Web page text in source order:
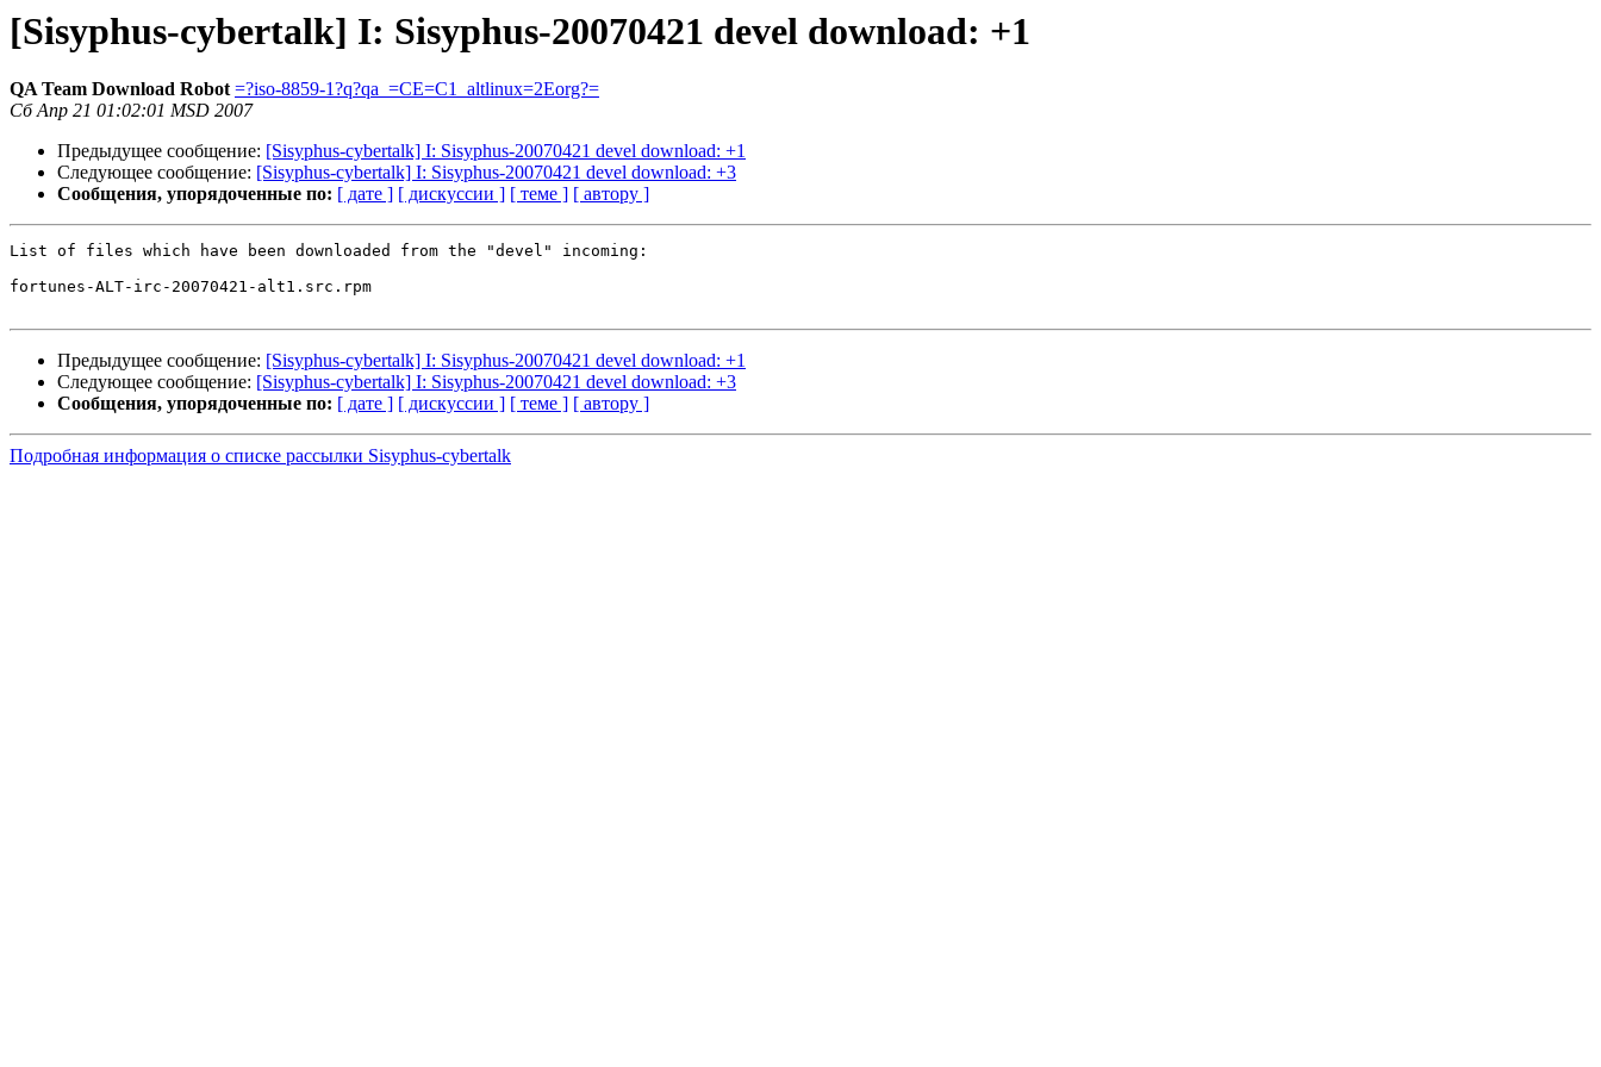
[Sisyphus-cybertalk] I: Sisyphus-20070421 devel download: +1
QA Team Download Robot =?iso-8859-1?q?qa_=CE=C1_altlinux=2Eorg?=
Сб Апр 21 01:02:01 MSD 2007
Предыдущее сообщение: [Sisyphus-cybertalk] I: Sisyphus-20070421 devel download: +1
Следующее сообщение: [Sisyphus-cybertalk] I: Sisyphus-20070421 devel download: +3
Сообщения, упорядоченные по: [ дате ] [ дискуссии ] [ теме ] [ автору ]
List of files which have been downloaded from the "devel" incoming:
fortunes-ALT-irc-20070421-alt1.src.rpm
Предыдущее сообщение: [Sisyphus-cybertalk] I: Sisyphus-20070421 devel download: +1
Следующее сообщение: [Sisyphus-cybertalk] I: Sisyphus-20070421 devel download: +3
Сообщения, упорядоченные по: [ дате ] [ дискуссии ] [ теме ] [ автору ]
Подробная информация о списке рассылки Sisyphus-cybertalk